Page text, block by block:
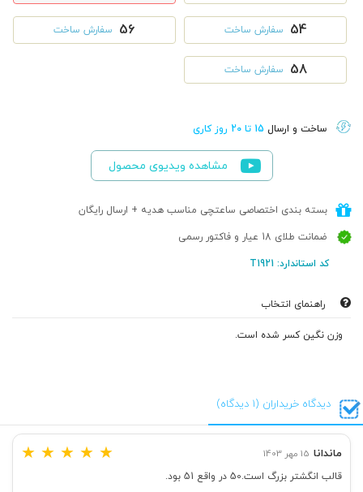
54 سفارش ساخت 56 سفارش ساخت
58 سفارش ساخت
ساخت و ارسال 15 تا 20 روز کاری
مشاهده ویدیوی محصول
بسته بندی اختصاصی ساعتچی مناسب هدیه + ارسال رایگان
ضمانت طلای 18 عیار و فاکتور رسمی
کد استاندارد: T1921
راهنمای انتخاب
وزن نگین کسر شده است.
دیدگاه خریداران (1 دیدگاه)
ماندانا 15 مهر 1403 ★ ★ ★ ★ ★
قالب انگشتر بزرگ است.50 در واقع 51 بود.